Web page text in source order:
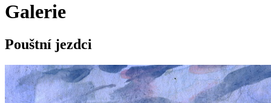
Galerie
Pouštní jezdci